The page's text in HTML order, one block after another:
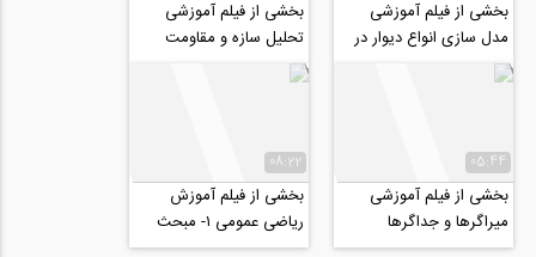
بخشی از فیلم آموزشی
مدل سازی انواع دیوار در
آباکوس (دیوار مصالح
بنایی)
بخشی از فیلم آموزشی
تحليل سازه و مقاومت
مصالح (ويژه ارشد و دكتری
عمران ٩٩)
05:44
بخشی از فیلم آموزشی
میراگرها و جداگرها
08:22
بخشی از فیلم آموزش
رياضى عمومى ١- مبحث
حد